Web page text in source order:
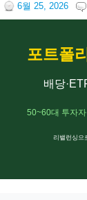
6월 25, 2026
포트폴
배당
50~60대 투자
리밸런싱으